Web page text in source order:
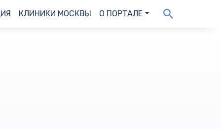
КЛИНИКИ МОСКВЫ О ПОРТАЛЕ